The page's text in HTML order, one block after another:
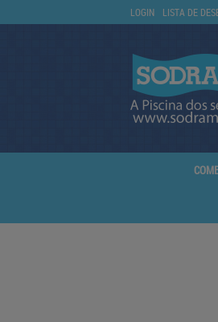
LOGIN LISTA DE